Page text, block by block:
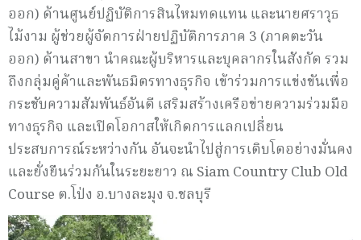
ออก) ด้านศูนย์ปฏิบัติการสินไหมทดแทน และนายศราวุธ
ไม้งาม ผู้ช่วยผู้จัดการฝ่ายปฏิบัติการภาค 3 (ภาคตะวัน
ออก) ด้านสาขา นำคณะผู้บริหารและบุคลากรในสังกัด รวม
ถึงกลุ่มคู่ค้าและพันธมิตรทางธุรกิจ เข้าร่วมการแข่งขันเพื่อ
กระชับความสัมพันธ์อันดี เสริมสร้างเครือข่ายความร่วมมือ
ทางธุรกิจ และเปิดโอกาสให้เกิดการแลกเปลี่ยน
ประสบการณ์ระหว่างกัน อันจะนำไปสู่การเติบโตอย่างมั่นคง
และยั่งยืนร่วมกันในระยะยาว ณ Siam Country Club Old
Course ต.โป่ง อ.บางละมุง จ.ชลบุรี